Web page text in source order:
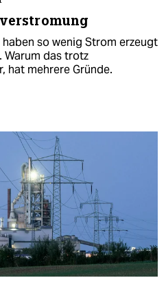
so wenig Strom erzeugt
Warum das trotz
hat mehrere Gründe.